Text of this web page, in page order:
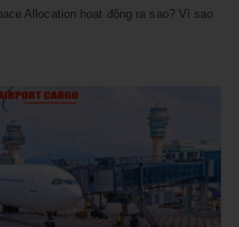
Allocation hoạt động ra sao? Vì sao